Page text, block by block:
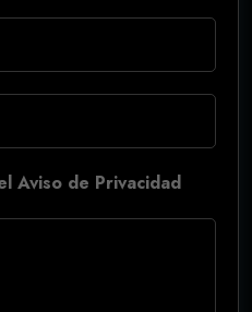
Aviso de Privacidad